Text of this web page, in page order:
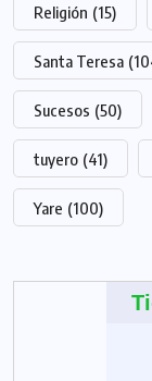
Religión (15)
Santa Teresa
Sucesos (50)
tuyero (41)
Yare (100)